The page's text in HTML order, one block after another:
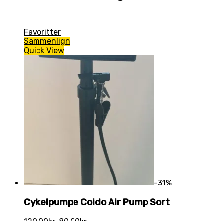
Favoritter
Sammenlign
Quick View
-31%
Cykelpumpe Coido Air Pump Sort